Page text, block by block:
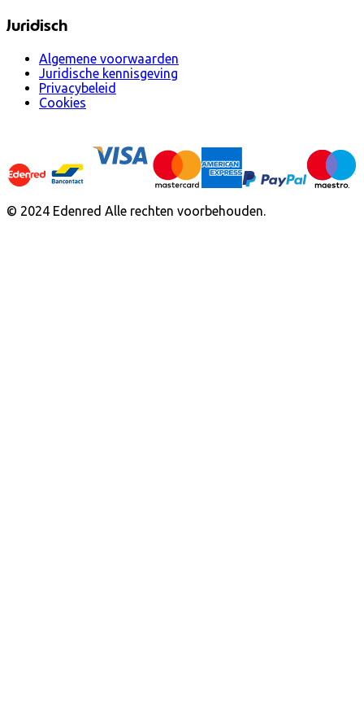
Juridisch
Algemene voorwaarden
Juridische kennisgeving
Privacybeleid
Cookies
© 2024 Edenred Alle rechten voorbehouden.